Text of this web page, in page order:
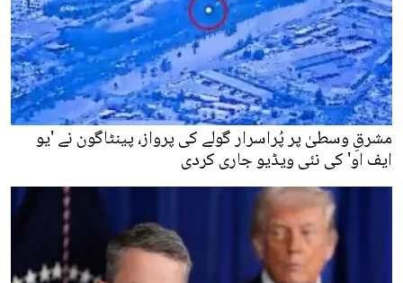
مشرقِ وسطیٰ پر پُراسرار گولے کی پرواز، پینٹاگون نے 'یو
ایف او' کی نئی ویڈیو جاری کردی